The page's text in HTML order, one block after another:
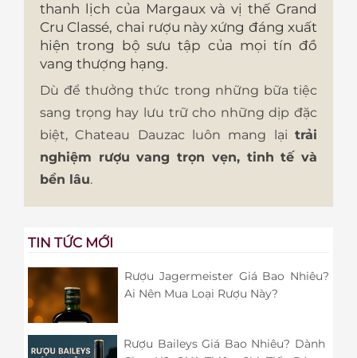
thanh lịch của Margaux và vị thế Grand
Cru Classé, chai rượu này xứng đáng xuất
hiện trong bộ sưu tập của mọi tín đồ
vang thượng hạng.
Dù để thưởng thức trong những bữa tiệc
sang trọng hay lưu trữ cho những dịp đặc
biệt, Chateau Dauzac luôn mang lại trải
nghiệm rượu vang trọn vẹn, tinh tế và
bền lâu.
TIN TỨC MỚI
Rượu Jagermeister Giá Bao Nhiêu?
Ai Nên Mua Loại Rượu Này?
Rượu Baileys Giá Bao Nhiêu? Dành